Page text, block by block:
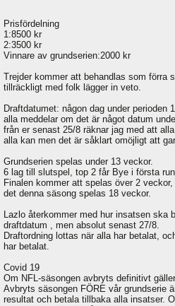
Prisfördelning
1:8500 kr
2:3500 kr
Vinnare av grundserien:2000 kr
Trejder kommer att behandlas som förra
tillräckligt med folk lägger in veto.
Draftdatumet: någon dag under
alla meddelar om det är något datum
från er senast 25/8 räknar jag med att
alla kan men det är såklart omöjligt att
Grundserien spelas under 13 veckor.
6 lag till slutspel, top 2 får Bye i första
Finalen kommer att spelas över 2
det denna säsong spelas 18 veckor.
Lazlo återkommer med hur insatsen
draftdatum , men absolut senast 27/8.
Draftordning lottas när alla har betalat,
har betalat.
Covid 19
Om NFL-säsongen avbryts definitivt
Avbryts säsongen FÖRE vår grundserie
resultat och betala tillbaka alla insatser.